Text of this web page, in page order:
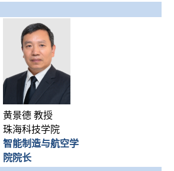
黄景德 教授
珠海科技学院
智能制造与航空学
院院长